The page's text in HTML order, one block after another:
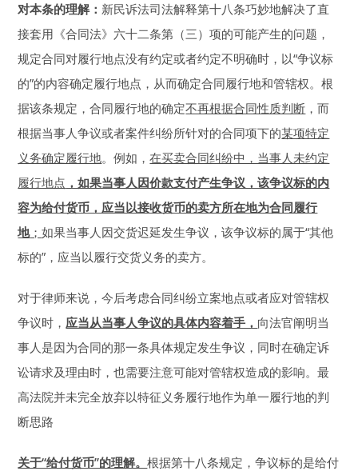
对本条的理解： 新民诉法司法解释第十八条巧妙地解决了直
接套用《合同法》六十二条第（三）项的可能产生的问题，
规定合同对履行地点没有约定或者约定不明确时，以“争议标
的”的内容确定履行地点，从而确定合同履行地和管辖权。根
据该条规定，合同履行地的确定不再根据合同性质判断 ，而
根据当事人争议或者案件纠纷所针对的合同项下的某项特定
义务确定履行地。例如，在买卖合同纠纷中，当事人未约定
履行地点 ，如果当事人因价款支付产生争议，该争议标的内
容为给付货币，应当以接收货币的卖方所在地为合同履行
地；如果当事人因交货迟延发生争议，该争议标的属于“其他
标的”，应当以履行交货义务的卖方。
对于律师来说，今后考虑合同纠纷立案地点或者应对管辖权
争议时，应当从当事人争议的具体内容着手， 向法官阐明当
事人是因为合同的那一条具体规定发生争议，同时在确定诉
讼请求及理由时，也需要注意可能对管辖权造成的影响。最
高法院并未完全放弃以特征义务履行地作为单一履行地的判
断思路
关于“给付货币”的理解。根据第十八条规定，争议标的是给付